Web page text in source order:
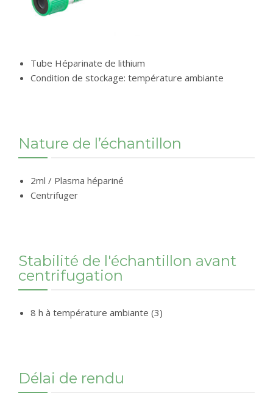
Tube Héparinate de lithium
Condition de stockage: température ambiante
Nature de l’échantillon
2ml / Plasma hépariné
Centrifuger
Stabilité de l'échantillon avant
centrifugation
8 h à température ambiante (3)
Délai de rendu